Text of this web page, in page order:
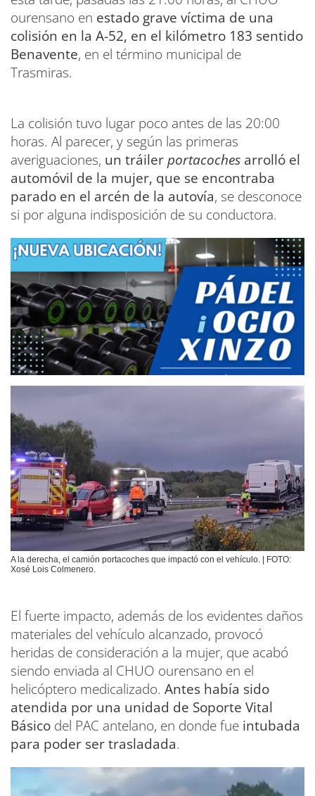
ourensano en estado grave víctima de una
colisión en la A-52, en el kilómetro 183 sentido
Benavente, en el término municipal de
Trasmiras.
La colisión tuvo lugar poco antes de las 20:00
horas. Al parecer, y según las primeras
averiguaciones, un tráilerportacoches arrolló el
automóvil de la mujer, que se encontraba
parado en el arcén de la autovía, se desconoce
si por alguna indisposición de su conductora.
A la derecha, el camión portacoches que impactó con el vehículo. | FOTO:
Xosé Lois Colmenero.
El fuerte impacto, además de los evidentes daños
materiales del vehículo alcanzado, provocó
heridas de consideración a la mujer, que acabó
siendo enviada al CHUO ourensano en el
helicóptero medicalizado. Antes había sido
atendida por una unidad de Soporte Vital
Básico del PAC antelano, en donde fue intubada
para poder ser trasladada.